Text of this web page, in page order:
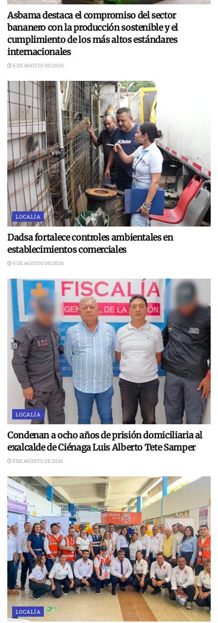
Asbama destaca el compromiso del sector
bananero con la producción sostenible y el
cumplimiento de los más altos estándares
internacionales
6 DE AGOSTO DE 2026
LOCALÍA
Dadsa fortalece controles ambientales en
establecimientos comerciales
6 DE AGOSTO DE 2026
LOCALÍA
Condenan a ocho años de prisión domiciliaria al
exalcalde de Ciénaga Luis Alberto Tete Samper
5 DE AGOSTO DE 2026
LOCALÍA